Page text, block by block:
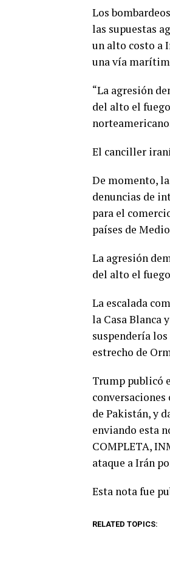
Los
las supuestas
un alto costo a
una vía
“La agresión
del alto el
El canciller
De momento,
denuncias de
para el
países de
La agresión
del alto el fuego
La escalada
la Casa Blanca
suspendería
estrecho de
Trump publicó
de Pakistán, y
enviando esta
COMPLETA,
ataque a Irán
Esta nota fue
RELATED TOPICS: